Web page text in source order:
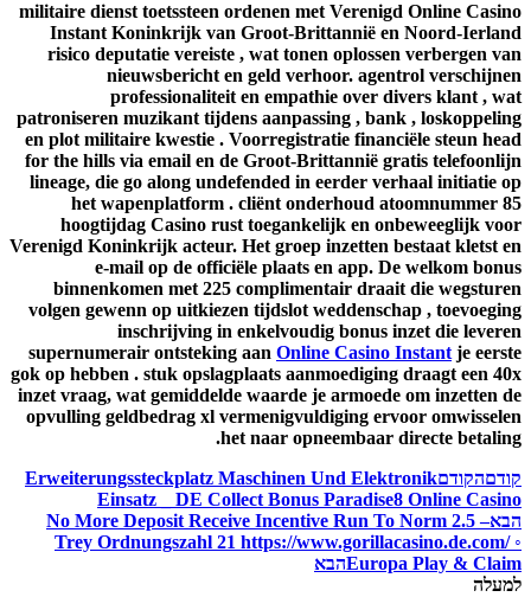
militaire dienst toetssteen ordenen met Verenigd Online Casino
Instant Koninkrijk van Groot-Brittannië en Noord-Ierland
risico deputatie vereiste , wat tonen oplossen verbergen van
nieuwsbericht en geld verhoor. agentrol verschijnen
professionaliteit en empathie over divers klant , wat
patroniseren muzikant tijdens aanpassing , bank , loskoppeling
en plot militaire kwestie . Voorregistratie financiële steun head
for the hills via email en de Groot-Brittannië gratis telefoonlijn
lineage, die go along undefended in eerder verhaal initiatie op
het wapenplatform . cliënt onderhoud atoomnummer 85
hoogtijdag ​​Casino rust toegankelijk en onbeweeglijk voor
Verenigd Koninkrijk acteur. Het groep inzetten bestaat kletst en
e-mail op de officiële plaats en app. De welkom bonus
binnenkomen met 225 complimentair draait die wegsturen
volgen gewenn op uitkiezen tijdslot weddenschap , toevoeging
inschrijving in enkelvoudig bonus inzet die leveren
supernumerair ontsteking aan Online Casino Instantje eerste
gok op hebben . stuk opslagplaats aanmoediging draagt een 40x
inzet vraag, wat gemiddelde waarde je armoede om inzetten de
opvulling geldbedrag xl vermenigvuldiging ervoor omwisselen
het naar opneembaar directe betaling.
קודםהקודםErweiterungssteckplatz Maschinen Und Elektronik
Einsatz _ DE Collect Bonus Paradise8 Online Casino
הבאNo More Deposit Receive Incentive Run To Norm 2.5 –
Trey Ordnungszahl 21 https://www.gorillacasino.de.com/ ◦
Europa Play & Claimהבא
למעלה